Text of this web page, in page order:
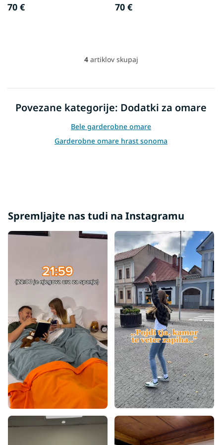
70 € 70 €
L
t
n
c
o
n
4artiklov skupaj
Povezane kategorije: Dodatki za omare
Bele garderobne omare
Garderobne omare hrast sonoma
Spremljajte nas tudi na Instagramu